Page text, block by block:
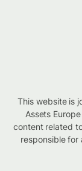
This website is
Assets
content related
responsible for